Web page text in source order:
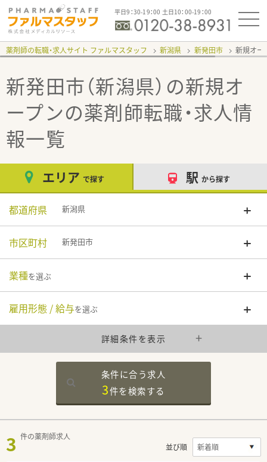
平日9：30-19：00 土日10：00-19：00
薬剤師の転職・求人サイト ファルマスタッフ 新潟県 新発田市 新規オー
新発田市（新潟県）の新規オ
ープンの薬剤師転職・求人情
報一覧
エリア で探す 駅 から探す
都道府県 新潟県
市区町村 新発田市
業種を選ぶ
雇用形態 / 給与を選ぶ
詳細条件を表示
条件に合う求人
3件を検索する
3 件の薬剤師求人
並び順